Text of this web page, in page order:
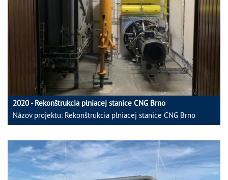
2020 - Rekonštrukcia plniacej stanice CNG Brno
Názov projektu: Rekonštrukcia plniacej stanice CNG Brno